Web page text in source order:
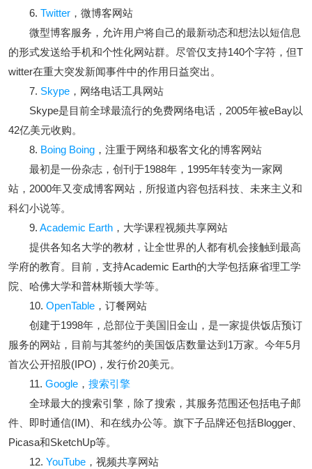
6.Twitter ，微博客网站
微型博客服务，允许用户将自己的最新动态和想法以短信息
的形式发送给手机和个性化网站群。尽管仅支持140个字符，但T
witter在重大突发新闻事件中的作用日益突出。
7. Skype ，网络电话工具网站
Skype是目前全球最流行的免费网络电话，2005年被eBay以
42亿美元收购。
8. Boing Boing ，注重于网络和极客文化的博客网站
最初是一份杂志，创刊于1988年，1995年转变为一家网
站，2000年又变成博客网站，所报道内容包括科技、未来主义和
科幻小说等。
9.Academic Earth ，大学课程视频共享网站
提供各知名大学的教材，让全世界的人都有机会接触到最高
学府的教育。目前，支持Academic Earth的大学包括麻省理工学
院、哈佛大学和普林斯顿大学等。
10.OpenTable ，订餐网站
创建于1998年，总部位于美国旧金山，是一家提供饭店预订
服务的网站，目前与其签约的美国饭店数量达到1万家。今年5月
首次公开招股(IPO)，发行价20美元。
11.Google ，搜索引擎
全球最大的搜索引擎，除了搜索，其服务范围还包括电子邮
件、即时通信(IM)、和在线办公等。旗下子品牌还包括Blogger、
Picasa和SketchUp等。
12.YouTube ，视频共享网站